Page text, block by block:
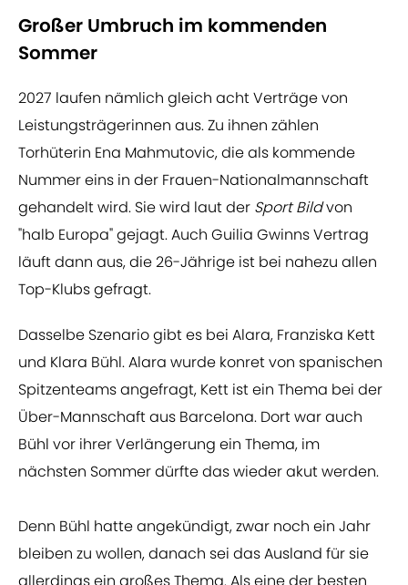
Großer Umbruch im kommenden
Sommer
2027 laufen nämlich gleich acht Verträge von
Leistungsträgerinnen aus. Zu ihnen zählen
Torhüterin Ena Mahmutovic, die als kommende
Nummer eins in der Frauen-Nationalmannschaft
gehandelt wird. Sie wird laut der Sport Bildvon
"halb Europa" gejagt. Auch Guilia Gwinns Vertrag
läuft dann aus, die 26-Jährige ist bei nahezu allen
Top-Klubs gefragt.
Dasselbe Szenario gibt es bei Alara, Franziska Kett
und Klara Bühl. Alara wurde konret von spanischen
Spitzenteams angefragt, Kett ist ein Thema bei der
Über-Mannschaft aus Barcelona. Dort war auch
Bühl vor ihrer Verlängerung ein Thema, im
nächsten Sommer dürfte das wieder akut werden.
Denn Bühl hatte angekündigt, zwar noch ein Jahr
bleiben zu wollen, danach sei das Ausland für sie